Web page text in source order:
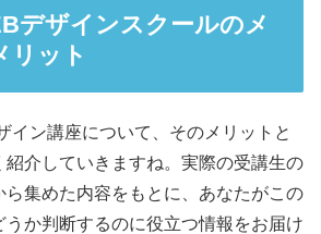
デザインスクールのメ
リット
イン講座について、そのメリットと
紹介していきますね。実際の受講生の
ら集めた内容をもとに、あなたがこの
か判断するのに役立つ情報をお届け